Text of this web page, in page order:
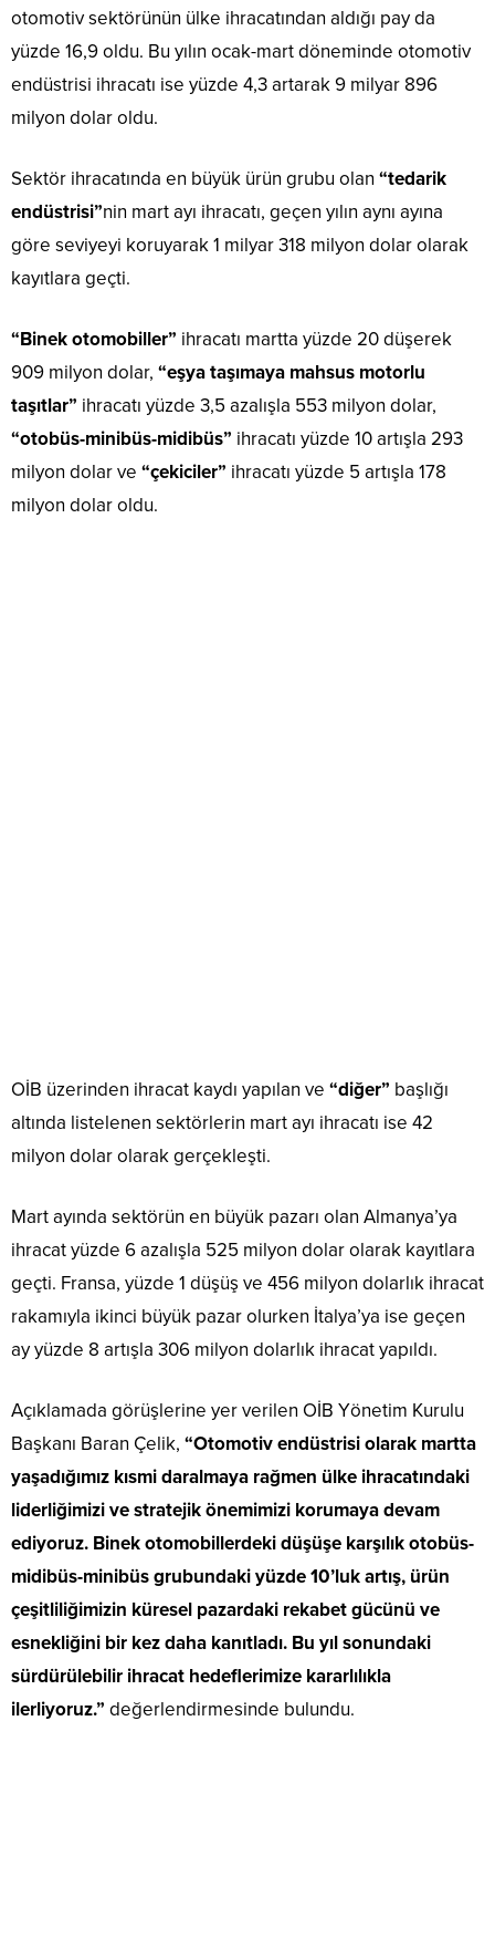
otomotiv sektörünün ülke ihracatından aldığı pay da
yüzde 16,9 oldu. Bu yılın ocak-mart döneminde otomotiv
endüstrisi ihracatı ise yüzde 4,3 artarak 9 milyar 896
milyon dolar oldu.
Sektör ihracatında en büyük ürün grubu olan “tedarik
endüstrisi”nin mart ayı ihracatı, geçen yılın aynı ayına
göre seviyeyi koruyarak 1 milyar 318 milyon dolar olarak
kayıtlara geçti.
“Binek otomobiller” ihracatı martta yüzde 20 düşerek
909 milyon dolar, “eşya taşımaya mahsus motorlu
taşıtlar” ihracatı yüzde 3,5 azalışla 553 milyon dolar,
“otobüs-minibüs-midibüs” ihracatı yüzde 10 artışla 293
milyon dolar ve “çekiciler” ihracatı yüzde 5 artışla 178
milyon dolar oldu.
OİB üzerinden ihracat kaydı yapılan ve “diğer” başlığı
altında listelenen sektörlerin mart ayı ihracatı ise 42
milyon dolar olarak gerçekleşti.
Mart ayında sektörün en büyük pazarı olan Almanya’ya
ihracat yüzde 6 azalışla 525 milyon dolar olarak kayıtlara
geçti.​​​​​​​ Fransa, yüzde 1 düşüş ve 456 milyon dolarlık ihracat
rakamıyla ikinci büyük pazar olurken İtalya’ya ise geçen
ay yüzde 8 artışla 306 milyon dolarlık ihracat yapıldı.
Açıklamada görüşlerine yer verilen OİB Yönetim Kurulu
Başkanı Baran Çelik, “Otomotiv endüstrisi olarak martta
yaşadığımız kısmi daralmaya rağmen ülke ihracatındaki
liderliğimizi ve stratejik önemimizi korumaya devam
ediyoruz. Binek otomobillerdeki düşüşe karşılık otobüs-
midibüs-minibüs grubundaki yüzde 10’luk artış, ürün
çeşitliliğimizin küresel pazardaki rekabet gücünü ve
esnekliğini bir kez daha kanıtladı. Bu yıl sonundaki
sürdürülebilir ihracat hedeflerimize kararlılıkla
ilerliyoruz.” değerlendirmesinde bulundu.